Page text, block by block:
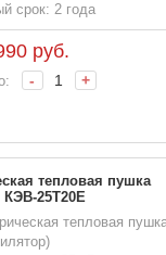
срок: 2 года
руб.
- +
тепловая пушка
25Т20Е
тепловая